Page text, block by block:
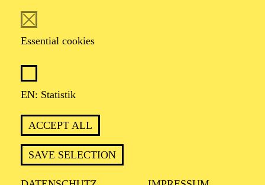
Essential cookies
EN: Statistik
ACCEPT ALL
SAVE SELECTION
05.09.2026
19:30 - 21:30
BLICK AUF DEN IRAN –
STIMMEN ZUR AKTUELLEN
LAGE
TICKETS
8,00€